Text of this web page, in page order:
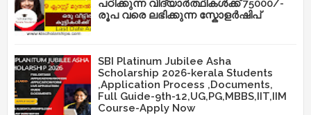
പഠിക്കുന്ന വിദ്യാർത്ഥികൾക്ക് 75000/-
രൂപ വരെ ലഭിക്കുന്ന സ്കോളർഷിപ്
SBI Platinum Jubilee Asha
Scholarship 2026-kerala Students
,Application Process ,Documents,
Full Guide-9th-12,UG,PG,MBBS,IIT,IIM
Course-Apply Now